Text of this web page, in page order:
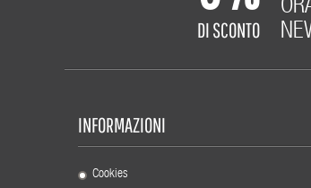
DI SCONTO
INFORMAZIONI
Cookies